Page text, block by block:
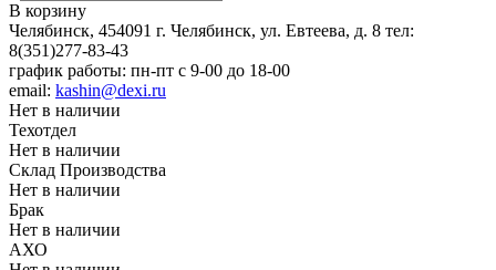
В корзину
Челябинск, 454091 г. Челябинск, ул. Евтеева, д. 8 тел:
8(351)277-83-43
график работы: пн-пт с 9-00 до 18-00
email: kashin@dexi.ru
Нет в наличии
Техотдел
Нет в наличии
Склад Производства
Нет в наличии
Брак
Нет в наличии
АХО